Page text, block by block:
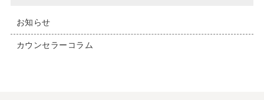
お知らせ
カウンセラーコラム